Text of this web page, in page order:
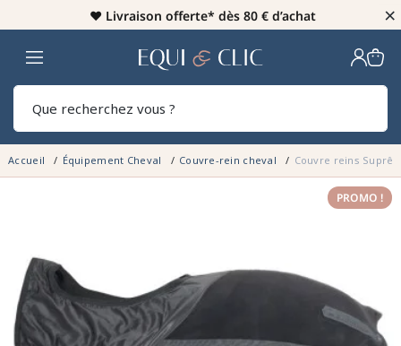
♥️ Livraison offerte* dès 80 € d’achat ×
Home
Accueil Équipement Cheval Couvre-rein cheval Couvre reins
PROMO !